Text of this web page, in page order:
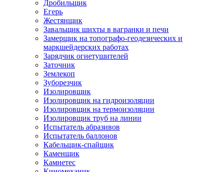
Дробильщик
Егерь
Жестянщик
Завальщик шихты в вагранки и печи
Замерщик на топографо-геодезических и
маркшейдерских работах
Зарядчик огнетушителей
Заточник
Землекоп
Зуборезчик
Изолировщик
Изолировщик на гидроизоляции
Изолировщик на термоизоляции
Изолировщик труб на линии
Испытатель абразивов
Испытатель баллонов
Кабельщик-спайщик
Каменщик
Камнетес